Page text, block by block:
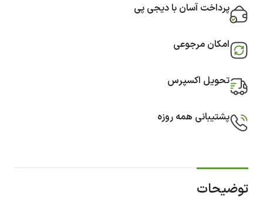
پرداخت آسان با دیجی پی
امکان مرجوعی
تحویل اکسپرس
پشتیبانی همه روزه
توضیحات